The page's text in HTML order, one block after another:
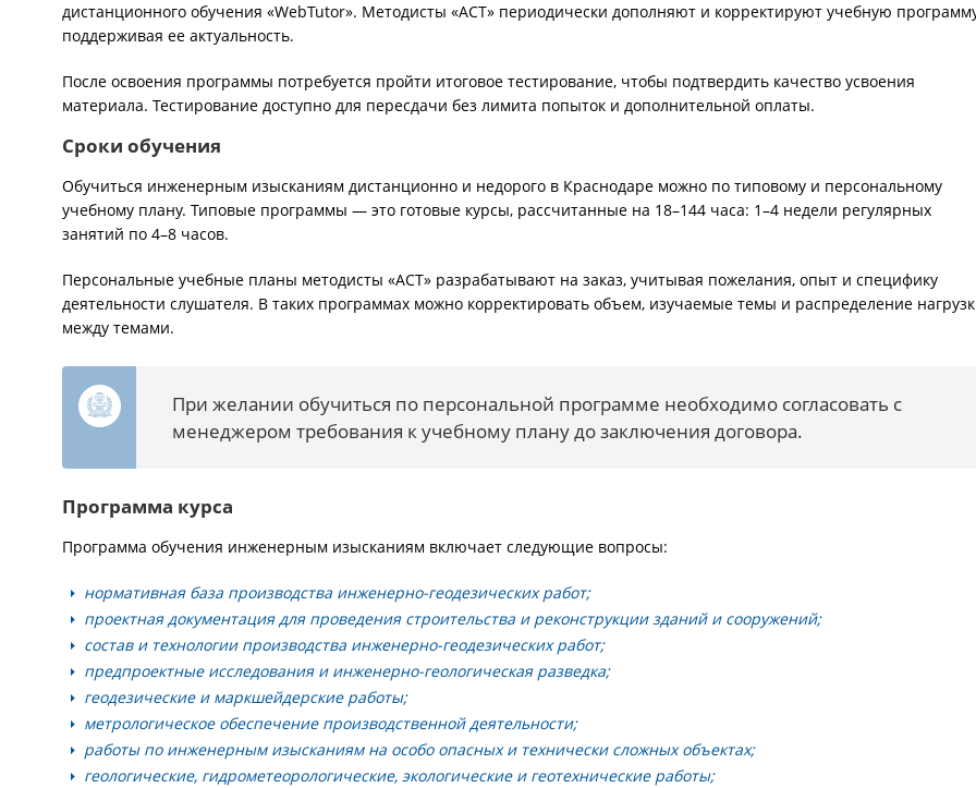
дистанционного обучения «WebTutor». Методисты «АСТ» периодически дополняют и корректируют учебную
поддерживая ее актуальность.
После освоения программы потребуется пройти итоговое тестирование, чтобы подтвердить качество усвоения
материала. Тестирование доступно для пересдачи без лимита попыток и дополнительной оплаты.
Сроки обучения
Обучиться инженерным изысканиям дистанционно и недорого в Краснодаре можно по типовому и персональному
учебному плану. Типовые программы — это готовые курсы, рассчитанные на 18–144 часа: 1–4 недели регулярных
занятий по 4–8 часов.
Персональные учебные планы методисты «АСТ» разрабатывают на заказ, учитывая пожелания, опыт и специфику
деятельности слушателя. В таких программах можно корректировать объем, изучаемые темы и распределение
между темами.
При желании обучиться по персональной программе необходимо согласовать с
менеджером требования к учебному плану до заключения договора.
Программа курса
Программа обучения инженерным изысканиям включает следующие вопросы:
нормативная база производства инженерно-геодезических работ;
проектная документация для проведения строительства и реконструкции зданий и сооружений;
состав и технологии производства инженерно-геодезических работ;
предпроектные исследования и инженерно-геологическая разведка;
геодезические и маркшейдерские работы;
метрологическое обеспечение производственной деятельности;
работы по инженерным изысканиям на особо опасных и технически сложных объектах;
геологические, гидрометеорологические, экологические и геотехнические работы;